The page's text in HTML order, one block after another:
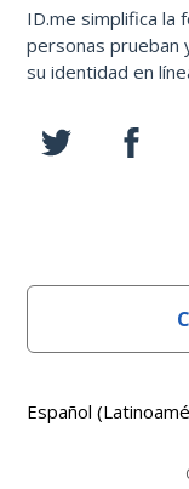
ID.me simplifica la
personas prueban
su identidad en
Español